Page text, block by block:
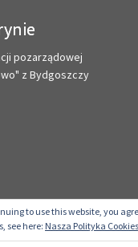
pozarządowej
z Bydgoszczy
to use this website, you
see here: Nasza Polityka